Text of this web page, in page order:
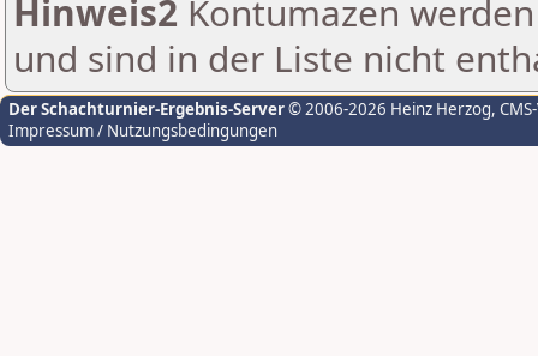
Hinweis2 Kontumazen
und sind in der Liste nicht
Der Schachturnier-Ergebnis-Server© 2006-2026 Heinz Herzog,
Impressum / Nutzungsbedingungen